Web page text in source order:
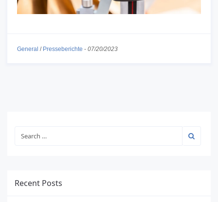
General / Presseberichte - 07/20/2023
Recent Posts